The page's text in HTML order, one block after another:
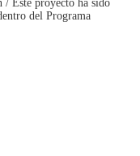
Este proyecto ha sido
del Programa